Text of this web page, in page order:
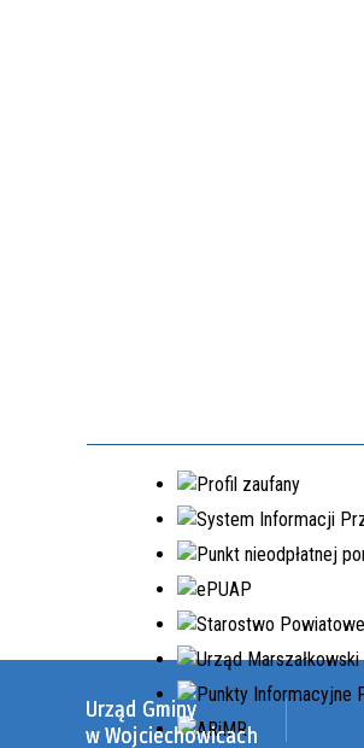
Urząd Gminy
w Wojciechowicach